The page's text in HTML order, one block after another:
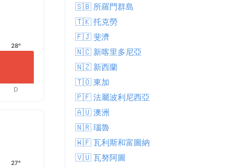
28°
D
27°
🇸🇧 所羅門群島
🇹🇰 托克勞
🇫🇯 斐濟
🇳🇨 新喀里多尼亞
🇳🇿 新西蘭
🇹🇴 東加
🇵🇫 法屬波利尼西亞
🇦🇺 澳洲
🇳🇷 瑙魯
🇼🇫 瓦利斯和富圖納
🇻🇺 瓦努阿圖